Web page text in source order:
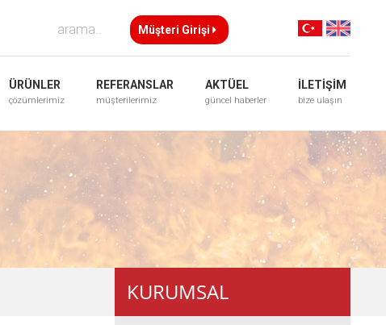
Müşteri Girişi
ÜRÜNLER
çözümlerimiz
REFERANSLAR
müşterilerimiz
AKTÜEL
güncel haberler
İLETİŞİM
bize ulaşın
KURUMSAL